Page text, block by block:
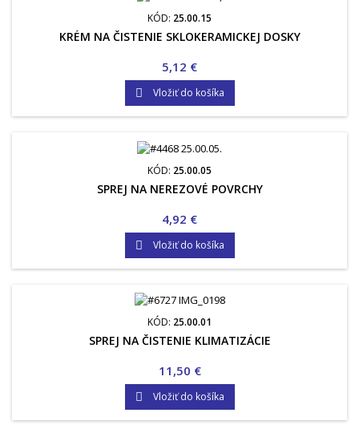
KÓD: 25.00.15
KRÉM NA ČISTENIE SKLOKERAMICKEJ DOSKY
Cena
5,12 €
 Vložiť do košíka
KÓD: 25.00.05
SPREJ NA NEREZOVÉ POVRCHY
Cena
4,92 €
 Vložiť do košíka
KÓD: 25.00.01
SPREJ NA ČISTENIE KLIMATIZÁCIE
Cena
11,50 €
 Vložiť do košíka